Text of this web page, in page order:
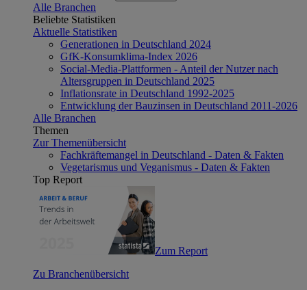
Alle Branchen
Beliebte Statistiken
Aktuelle Statistiken
Generationen in Deutschland 2024
GfK-Konsumklima-Index 2026
Social-Media-Plattformen - Anteil der Nutzer nach
Altersgruppen in Deutschland 2025
Inflationsrate in Deutschland 1992-2025
Entwicklung der Bauzinsen in Deutschland 2011-2026
Alle Branchen
Themen
Zur Themenübersicht
Fachkräftemangel in Deutschland - Daten & Fakten
Vegetarismus und Veganismus - Daten & Fakten
Top Report
Zum Report
Zu Branchenübersicht